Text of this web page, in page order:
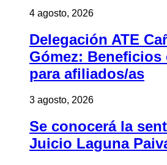
4 agosto, 2026
Delegación ATE
Gómez:
para afiliados/as
3 agosto, 2026
Se conocerá la
Juicio Laguna